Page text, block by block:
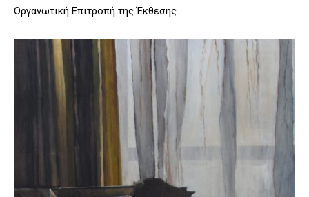
Οργανωτική Επιτροπή της Έκθεσης.